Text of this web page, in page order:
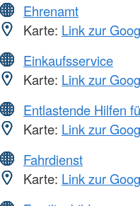
Ehrenamt
Karte: Link zur
Einkaufsservice
Karte: Link zur
Entlastende Hilfen
Karte: Link zur
Fahrdienst
Karte: Link zur